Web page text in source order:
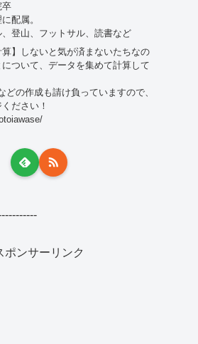
卒
配属。
、登山、フットサル、読書など
算】しないと気が済まないたちなの
ついて、データを集めて計算して
の作成も請け負っていますので、
ださい！
ポンサーリンク